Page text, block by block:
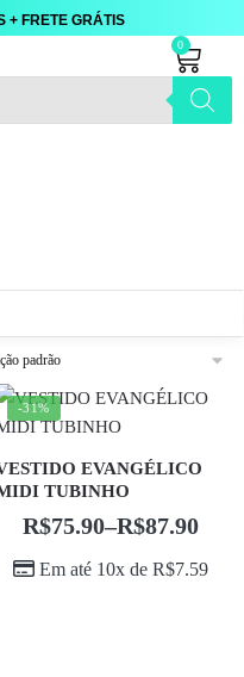
+ FRETE GRÁTIS
0
-31%
EVANGÉLICO
TUBINHO
R$75.90–R$87.90
Em até 10x de R$7.59